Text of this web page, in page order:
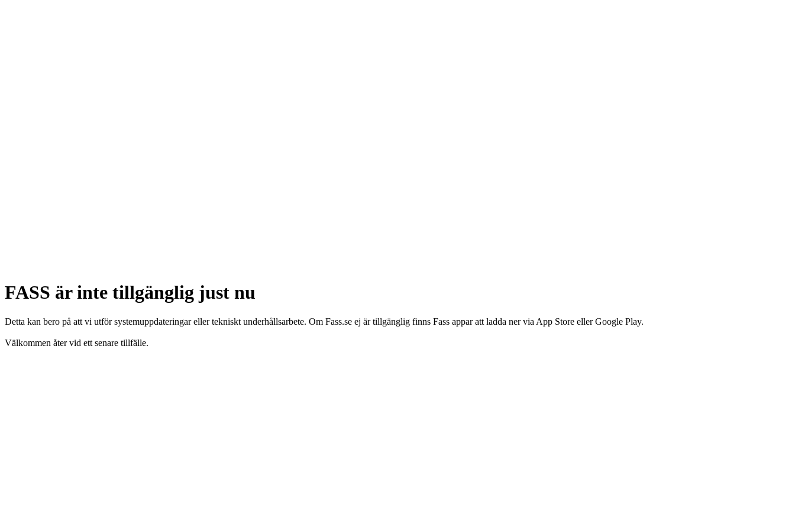
FASS är inte tillgänglig just nu
Detta kan bero på att vi utför systemuppdateringar eller tekniskt underhållsarbete. Om Fass.se ej är tillgänglig finns Fass appar att ladda ner via App Store eller Google Play.
Välkommen åter vid ett senare tillfälle.